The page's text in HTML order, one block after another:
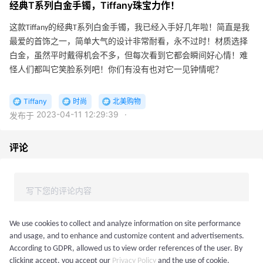
经典T系列白金手镯，Tiffany珠宝力作！
这款Tiffany的经典T系列白金手镯，我已经入手好几年啦！简直是我
最爱的首饰之一，简单大气的设计非常耐看，永不过时！材质选择
白金，虽然平时戴得机会不多，但每次看到它都会瞬间好心情！难
怪人们都叫它笑脸系列吧！你们有没有也对它一见钟情呢？
Tiffany 时尚 北美购物
发布于 2023-04-11 12:29:39 ·
评论
登录后发表评论
We use cookies to collect and analyze information on site performance
and usage, and to enhance and customize content and advertisements.
According to GDPR, allowed us to view order references of the user. By
clicking accept, you accept our Privacy Policy and the use of cookie.